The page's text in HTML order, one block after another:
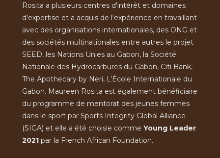
Rosita a plusieurs centres d'intérêt et domaines
d'expertise et a acquis de l'expérience en travaillant
avec des organisations internationales, des ONG et
des sociétés multinationales entre autres le projet
SEED, les Nations Unies au Gabon, la Société
Nationale des Hydrocarbures du Gabon, Citi Bank,
The Apothecary by Neri, L’École Internationale du
Gabon. Maureen Rosita est également bénéficiaire
du programme de mentorat des jeunes femmes
dans le sport par Sports Integrity Global Alliance
(SIGA) et elle a été choisie comme Young Leader
2021par la French African Foundation.